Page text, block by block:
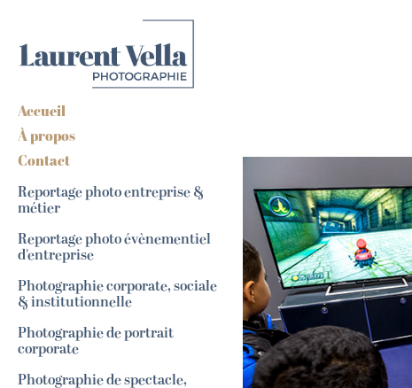
Accueil
À propos
Contact
Reportage photo entreprise &
métier
Reportage photo évènementiel
d'entreprise
Photographie corporate, sociale
& institutionnelle
Photographie de portrait
corporate
Photographie de spectacle,